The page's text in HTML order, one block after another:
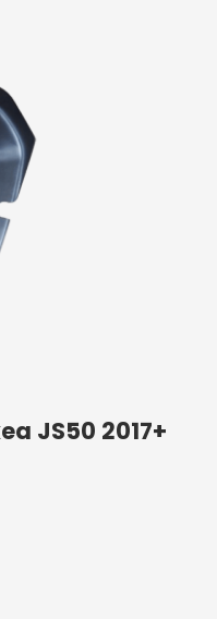
JS50 2017+